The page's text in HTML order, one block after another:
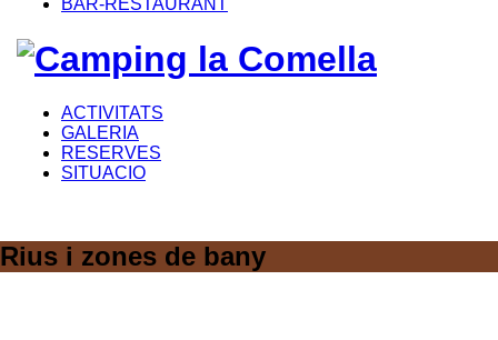
BAR-RESTAURANT
ACTIVITATS
GALERIA
RESERVES
SITUACIO
Rius i zones de bany